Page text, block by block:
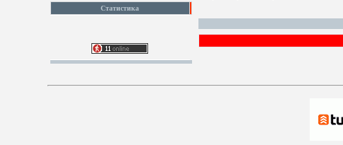
Статистика